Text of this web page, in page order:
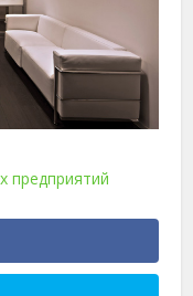
предприятий